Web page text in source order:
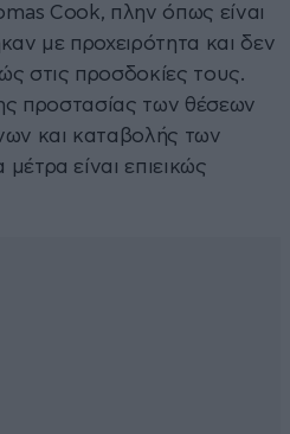
Cook, πλην όπως είναι
με προχειρότητα και δεν
στις προσδοκίες τους.
προστασίας των θέσεων
και καταβολής των
είναι επιεικώς